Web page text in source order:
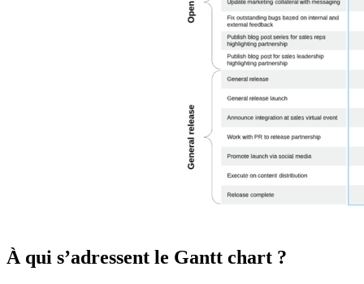
À qui s’adressent le Gantt chart ?